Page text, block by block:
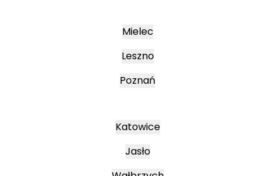
Mielec
Leszno
Poznań
Katowice
Jasło